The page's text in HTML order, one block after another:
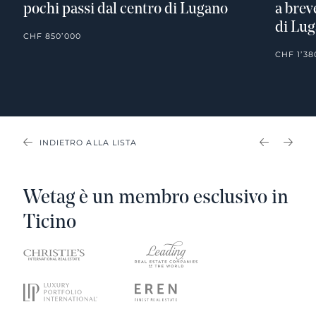
pochi passi dal centro di Lugano
CHF 850’000
a
di
CHF
INDIETRO ALLA LISTA
Wetag è un membro esclusivo in
Ticino